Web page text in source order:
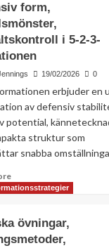
form,
i 5-2-3-
19/02/2026 0
erbjuder en
av defensiv
potential,
struktur som
snabba
Read
more
form,
Anfallsmönster,
övningar,